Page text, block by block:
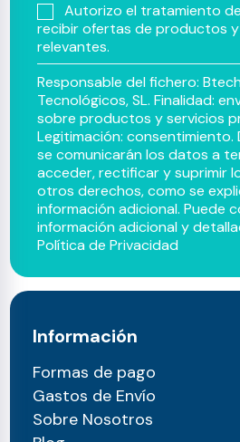
Autorizo el tratamiento
recibir ofertas de productos
relevantes.
Responsable del fichero:
Tecnológicos, SL. Finalidad:
sobre productos y servicios
Legitimación: consentimiento.
se comunicarán los datos a
acceder, rectificar y suprimir
otros derechos, como se
información adicional. Puede
información adicional y
Política de Privacidad
Información
Formas de pago
Gastos de Envío
Sobre Nosotros